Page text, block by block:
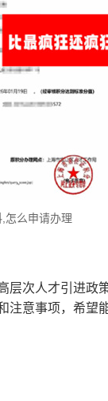
怎么申请办理
层次人才引进政
注意事项，希望